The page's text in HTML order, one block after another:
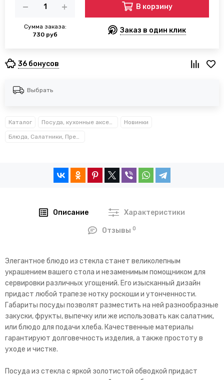
Сумма заказа:
730 руб
В корзину
Заказ в один клик
36 бонусов
Выбрать
Каталог Посуда, кухонные аксессуары и принадлежности TM Kamille TM Ofenbach Новинки
Блюда, Салатники, Предметы сервировки Kamille™
Описание Характеристики
Отзывы0
Элегантное блюдо из стекла станет великолепным
украшением вашего стола и незаменимым помощником для
сервировки различных угощений. Его изысканный дизайн
придаст любой трапезе нотку роскоши и утонченности.
Габариты посуды позволят разместить на ней разнообразные
закуски, фрукты, выпечку или же использовать как салатник,
или блюдо для подачи хлеба. Качественные материалы
гарантируют долговечность изделия, а также простоту в
уходе и чистке.
Посуда из стекла с яркой золотистой обводкой придаст